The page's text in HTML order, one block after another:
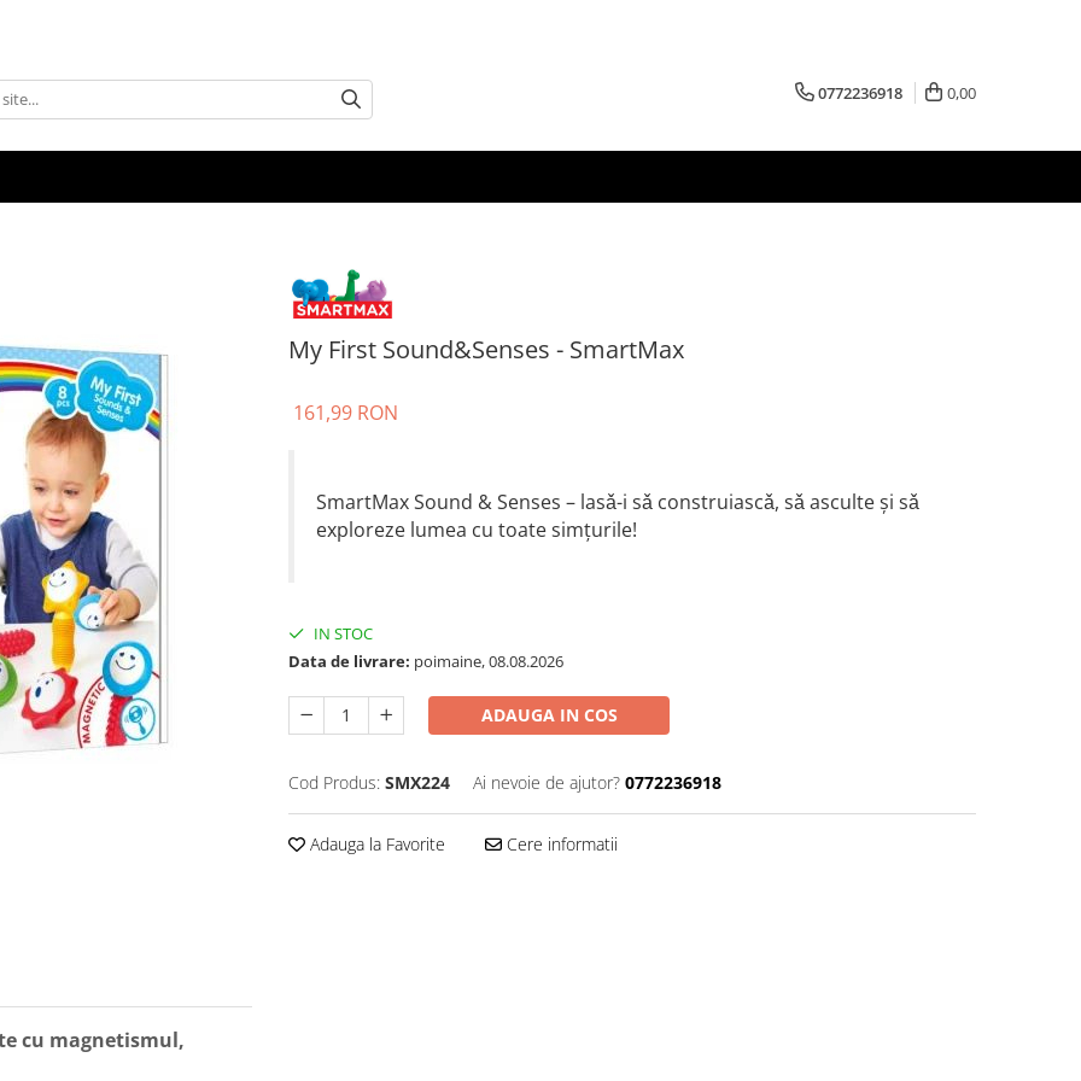
0772236918 0,00
My First Sound&Senses - SmartMax
161,99 RON
SmartMax Sound & Senses – lasǎ-i sǎ construiascǎ, sǎ asculte şi sǎ
exploreze lumea cu toate simțurile!
IN STOC
Data de livrare: poimaine, 08.08.2026
ADAUGA IN COS
Cod Produs: SMX224 Ai nevoie de ajutor? 0772236918
Adauga la Favorite Cere informatii
cu magnetismul,